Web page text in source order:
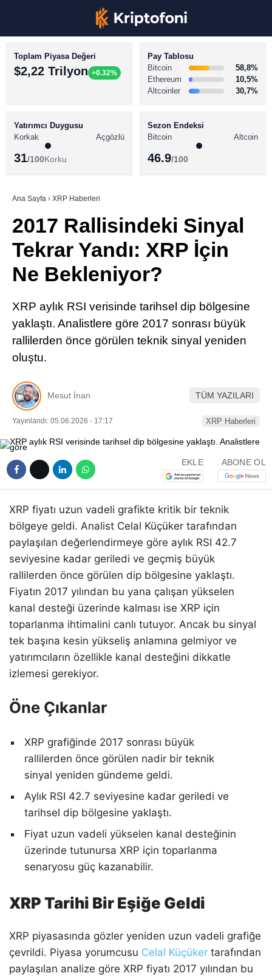
Youtube
TikTok
LinkedIn
BİTCOİN HABERLERİ
ALTCOİN HABERLERİ
SÖZLÜK
Toplam Piyasa Değeri
$2,22 Trilyon +0.32%
Pay Tablosu
Bitcoin
58,8%
Ethereum
10,5%
Altcoinler
30,7%
Yatırımcı Duygusu
Korkak
Açgözlü
31/100Korku
Sezon Endeksi
Bitcoin
Altcoin
46.9/100
Ana Sayfa › XRP Haberleri
2017 Rallisindeki Sinyal
Tekrar Yandı: XRP İçin
Ne Bekleniyor?
XRP aylık RSI verisinde tarihsel dip bölgesine
yaklaştı. Analistlere göre 2017 sonrası büyük
rallilerden önce görülen teknik sinyal yeniden
oluştu.
Mesut İnan TÜM YAZILARI
Yayınlandı: 05.06.2026 - 17:17 XRP Haberleri
EKLE ABONE OL
XRP fiyatı uzun vadeli grafikte kritik bir teknik
bölgeye geldi. Analist Celal Küçüker tarafından
paylaşılan değerlendirmeye göre aylık RSI 42.7
seviyesine kadar geriledi ve geçmiş büyük
rallilerden önce görülen dip bölgesine yaklaştı.
Fiyatın 2017 yılından bu yana çalışan yükselen
kanal desteği üzerinde kalması ise XRP için
toparlanma ihtimalini canlı tutuyor. Ancak bu sinyal
tek başına kesin yükseliş anlamına gelmiyor ve
yatırımcıların özellikle kanal desteğini dikkatle
izlemesi gerekiyor.
Öne Çıkanlar
XRP grafiğinde 2017 sonrası büyük
rallilerden önce görülen nadir bir teknik
sinyal yeniden gündeme geldi.
Aylık RSI 42.7 seviyesine kadar geriledi ve
tarihsel dip bölgesine yaklaştı.
Fiyat uzun vadeli yükselen kanal desteğinin
üzerinde tutunursa XRP için toparlanma
senaryosu güç kazanabilir.
XRP Tarihi Bir Eşiğe Geldi
XRP piyasasında gözler yeniden uzun vadeli grafiğe
çevrildi. Piyasa yorumcusu Celal Küçüker tarafından
paylaşılan analize göre XRP fiyatı 2017 yılından bu